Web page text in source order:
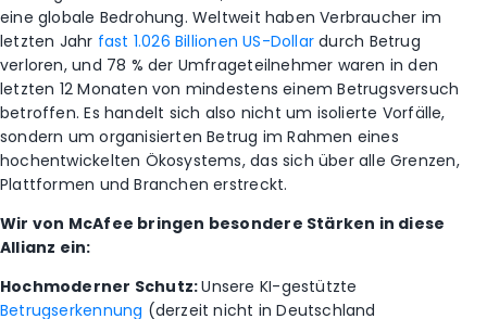
eine globale Bedrohung. Weltweit haben Verbraucher im
letzten Jahr fast 1.026 Billionen US-Dollar durch Betrug
verloren, und 78 % der Umfrageteilnehmer waren in den
letzten 12 Monaten von mindestens einem Betrugsversuch
betroffen. Es handelt sich also nicht um isolierte Vorfälle,
sondern um organisierten Betrug im Rahmen eines
hochentwickelten Ökosystems, das sich über alle Grenzen,
Plattformen und Branchen erstreckt.
Wir von McAfee bringen besondere Stärken in diese
Allianz ein:
Hochmoderner Schutz:Unsere KI-gestützte
Betrugserkennung (derzeit nicht in Deutschland